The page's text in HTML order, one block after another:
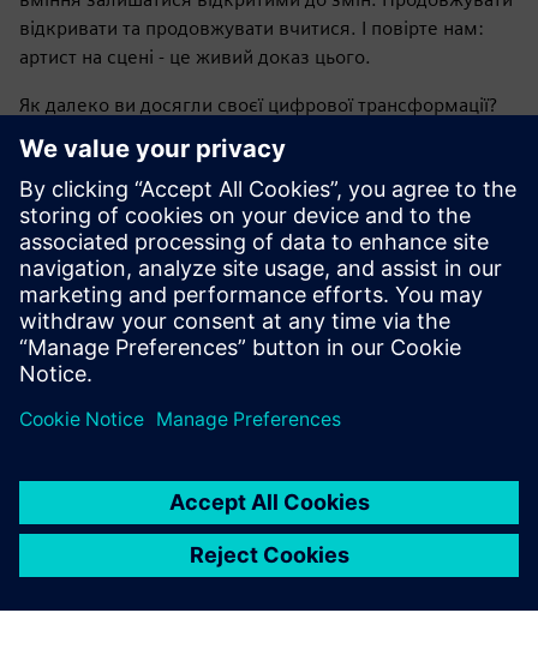
відкривати та продовжувати вчитися. І повірте нам:
артист на сцені - це живий доказ цього.
Як далеко ви досягли своєї цифрової трансформації?
Ми розуміємо проблеми, з якими ви стикаєтесь, і
маємо технології та досвід, щоб вирішити їх разом.
Реєстрація тутВиходячи з вашої ролі,і ми
гарантуємо, що ви відвідаєте сесію, яка найкраще
відповідає вашій практиці та амбіціям.
Разом ми зробимо наступний крок у цифрове
майбутнє.